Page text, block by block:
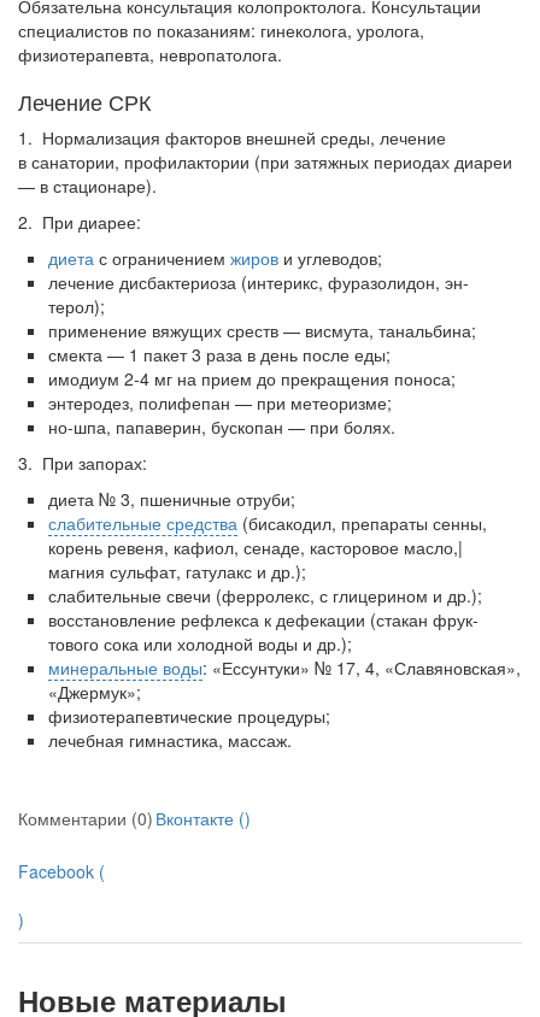
Обязательна консультация колопроктолога. Консуль­тации
специалистов по показаниям: гинеколога, уроло­га,
физиотерапевта, невропатолога.
Лечение СРК
1. Нормализация факторов внешней среды, лечение
в санатории, профилактории (при затяжных периодах диареи
— в стационаре).
2. При диарее:
диета с ограничением жиров и углеводов;
лечение дисбактериоза (интерикс, фуразолидон, эн-
терол);
применение вяжущих среств — висмута, танальбина;
смекта — 1 пакет 3 раза в день после еды;
имодиум 2-4 мг на прием до прекращения поноса;
энтеродез, полифепан — при метеоризме;
но-шпа, папаверин, бускопан — при болях.
3. При запорах:
диета № 3, пшеничные отруби;
слабительные средства (бисакодил, препараты сенны,
корень ревеня, кафиол, сенаде, касторовое масло,|
магния сульфат, гатулакс и др.);
слабительные свечи (ферролекс, с глицерином и др.);
восстановление рефлекса к дефекации (стакан фрук­
тового сока или холодной воды и др.);
минеральные воды: «Ессунтуки» № 17, 4, «Славяновская»,
«Джермук»;
физиотерапевтические процедуры;
лечебная гимнастика, массаж.
Комментарии (0) Вконтакте ()
Facebook (
)
Новые материалы